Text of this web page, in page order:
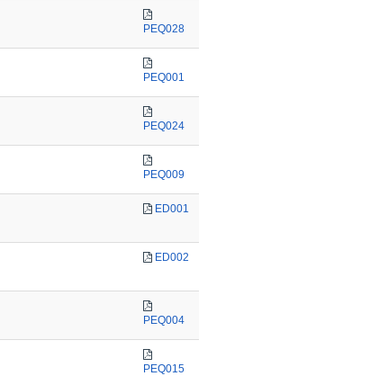
PEQ028
PEQ001
PEQ024
PEQ009
ED001
ED002
PEQ004
PEQ015